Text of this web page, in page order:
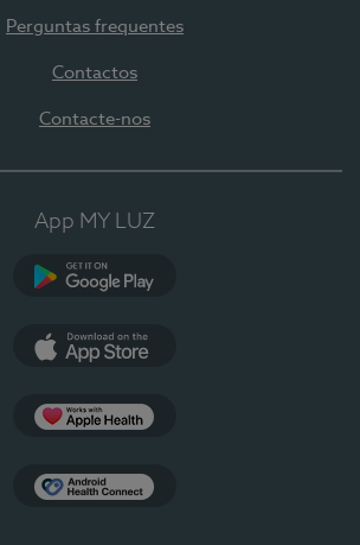
Perguntas frequentes
Contactos
Contacte-nos
App MY LUZ